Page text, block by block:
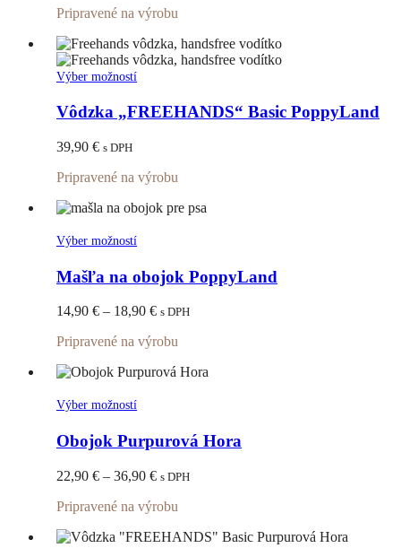
môžete
vybrať
na
stránke
produktu.
22,90 €
36,90 €
Pripravené na výrobu
Výber možnostíTento
má
viacero
si
môžete
vybrať
na
stránke
Vôdzka „FREEHANDS“ Basic PoppyLand
39,90 € s DPH
Pripravené na výrobu
Výber možnostíTento
má
viacero
variantov.
Možnosti
si
môžete
vybrať
na
stránke
Mašľa na obojok PoppyLand
14,90 € – 18,90 €Price
14,90 €
18,90 €
s DPH
Pripravené na výrobu
Výber možnostíTento
má
viacero
variantov.
Možnosti
si
môžete
vybrať
Obojok Purpurová Hora
22,90 € – 36,90 €Price
22,90 €
36,90 €
s DPH
Pripravené na výrobu